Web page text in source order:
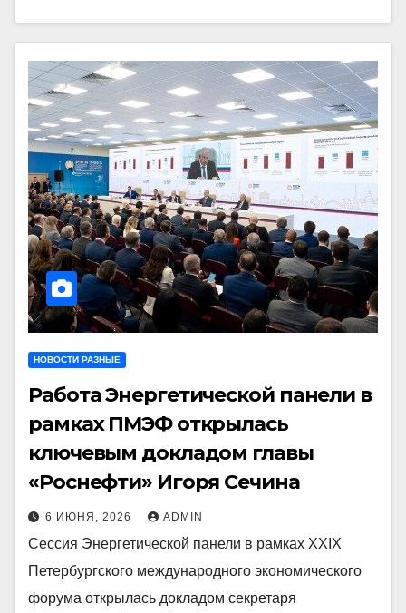
НОВОСТИ РАЗНЫЕ
Работа Энергетической панели в
рамках ПМЭФ открылась
ключевым докладом главы
«Роснефти» Игоря Сечина
6 ИЮНЯ, 2026 ADMIN
Сессия Энергетической панели в рамках XXIX
Петербургского международного экономического
форума открылась докладом секретаря